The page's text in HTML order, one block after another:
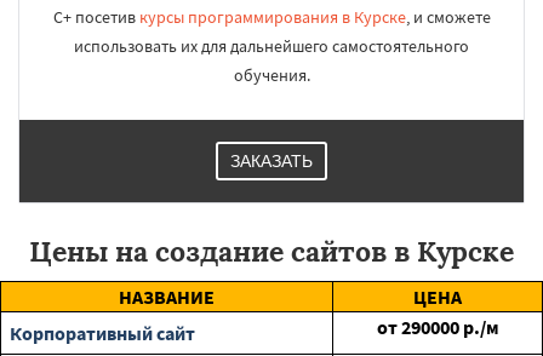
C+ посетив курсы программирования в Курске, и сможете
использовать их для дальнейшего самостоятельного
обучения.
ЗАКАЗАТЬ
Цены на создание сайтов в Курске
НАЗВАНИЕ
ЦЕНА
Корпоративный сайт
от290000 р./м